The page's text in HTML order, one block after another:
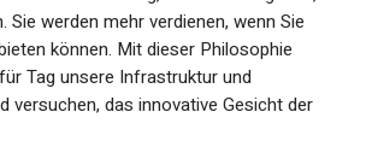
Sie werden mehr verdienen, wenn Sie
können. Mit dieser Philosophie
Tag unsere Infrastruktur und
versuchen, das innovative Gesicht der